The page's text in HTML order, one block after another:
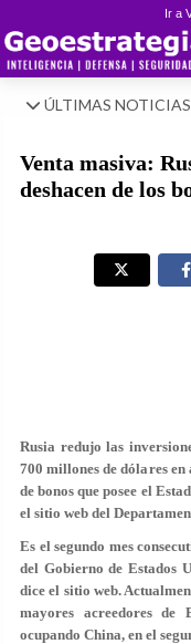
Ir a
ÚLTIMAS NOTICIAS
Venta masiva:
deshacen de los
Rusia redujo las
700 millones de dólares
de bonos que posee el
el sitio web del
Es el segundo mes
del Gobierno de Estados
dice el sitio web.
mayores acreedores
ocupando China, en el